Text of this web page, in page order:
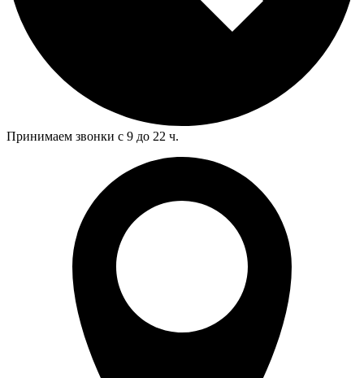
Принимаем звонки с 9 до 22 ч.